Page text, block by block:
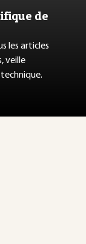
de
les articles
veille